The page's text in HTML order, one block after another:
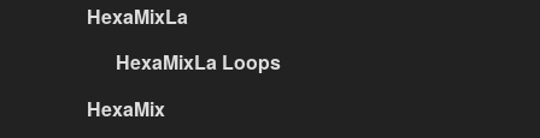
HexaMixLa
HexaMixLa Loops
HexaMix